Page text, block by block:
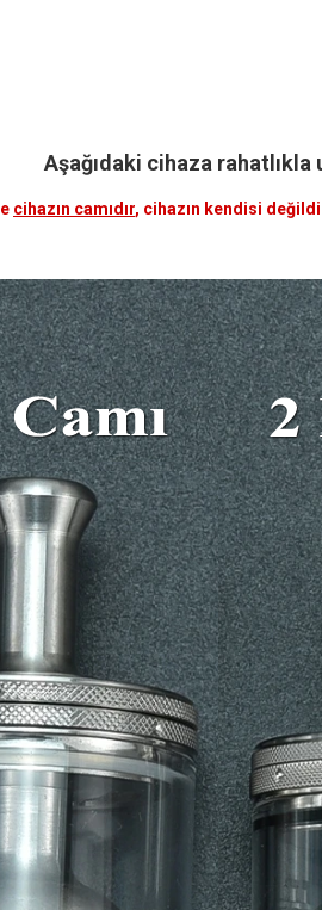
Aşağıdaki cihaza rahatlıkla
cihazın camıdır, cihazın kendisi